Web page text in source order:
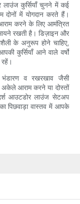
कुर्सियाँ चुनने में कई
दोनों में योगदान करते हैं।
करने के लिए आमंत्रित
रखती है। डिज़ाइन और
के अनुरूप होने चाहिए,
कुर्सियाँ आने वाले वर्षों
भंडारण व रखरखाव जैसी
अकेले आराम करने या दोस्तों
आउटडोर लाउंज सेटअप
पिछवाड़ा वास्तव में आपके